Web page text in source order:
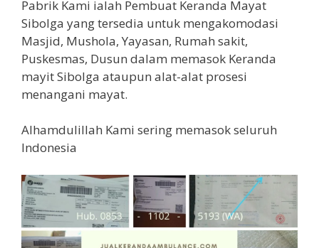
Pabrik Kami ialah Pembuat Keranda Mayat
Sibolga yang tersedia untuk mengakomodasi
Masjid, Mushola, Yayasan, Rumah sakit,
Puskesmas, Dusun dalam memasok Keranda
mayit Sibolga ataupun alat-alat prosesi
menangani mayat.
Alhamdulillah Kami sering memasok seluruh
Indonesia